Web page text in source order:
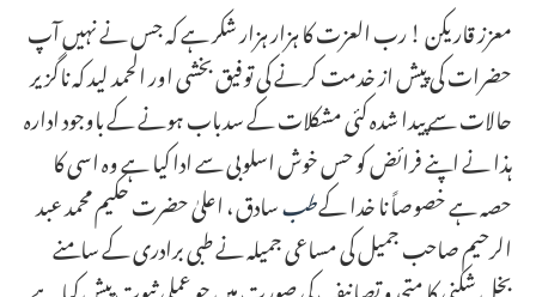
معزز قاریکن ! رب العزت کا ہزار ہزار شکر ہے کہ جس نے نہیں آپ
حضرات کی پیش از خدمت کرنے کی توفیق بخشی اور الحمد لید کہ ناگزیر
حالات سے پیدا شدہ کئی مشکلات کے سدباب ہونے کے باوجود ادارہ
ہذا نے اپنے فرائض کو حس خوش اسلوبی سے ادا کیا ہے وہ اسی کا
حصہ ہے خصوصاً نا خدا کےطبسادق ، اعلیٰ حضرت حکیم محمد عبد
الرحیم صاحب جمیل کی مساعی جمیلہ نے طبی برادری کے سامنے